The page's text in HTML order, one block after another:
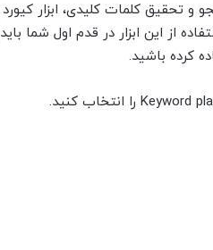
از این ابزار در قدم اول شما